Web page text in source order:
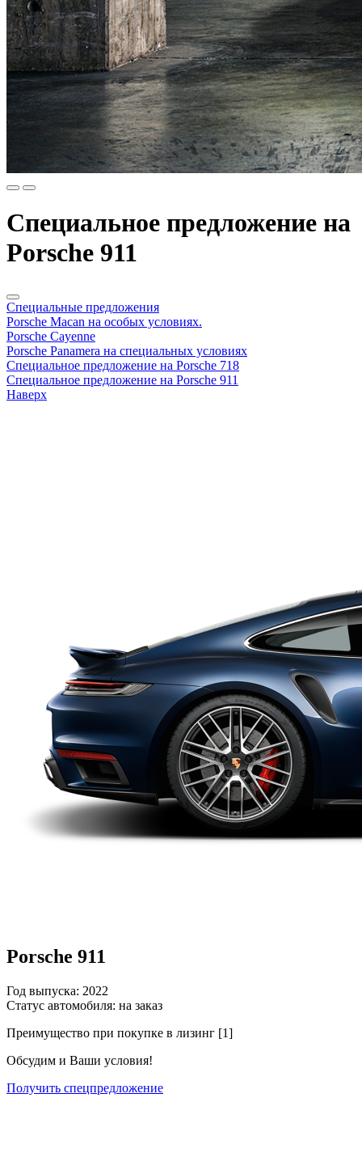
Cпециальное предложение на
Porsche 911
Специальные предложения
Porsche Macan на особых условиях.
Porsche Cayenne
Porsche Panamera на специальных условиях
Cпециальное предложение на Porsche 718
Cпециальное предложение на Porsche 911
Наверх
Porsche 911
Год выпуска: 2022
Статус автомобиля: на заказ
Преимущество при покупке в лизинг [1]
Обсудим и Ваши условия!
Получить спецпредложение